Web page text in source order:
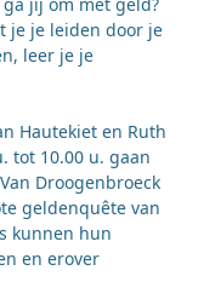
je je leiden door je
leer je je
Hautekiet en Ruth
tot 10.00 u. gaan
Droogenbroeck
geldenquête van
kunnen hun
en erover